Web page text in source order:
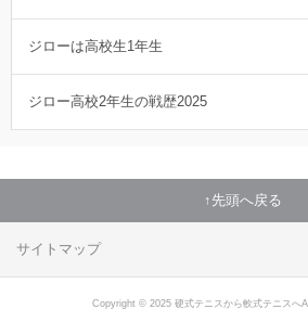
ジローは高校生1年生
ジロー高校2年生の戦歴2025
先頭へ戻る
サイトマップ
Copyright © 2025 硬式テニスから軟式テニスへ